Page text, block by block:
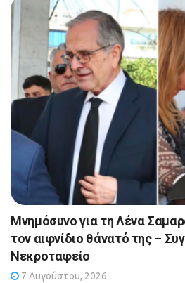
Μνημόσυνο για τη Λένα
τον αιφνίδιο θάνατό της –
Νεκροταφείο
7 Αυγούστου, 2026